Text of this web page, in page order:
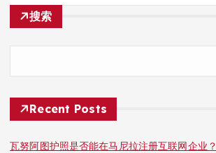
搜索
Recent Posts
瓦努阿图护照是否能在马尼拉注册互联网企业？